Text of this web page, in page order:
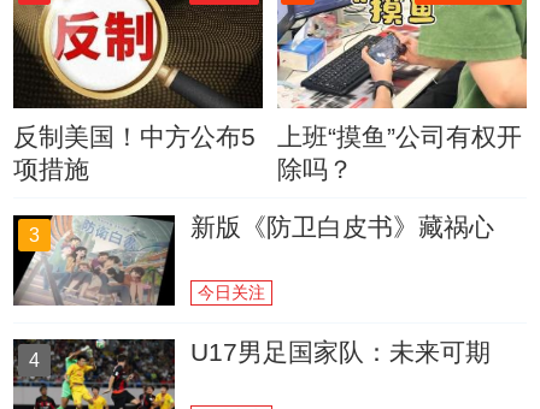
反制美国！中方公布5
项措施
上班“摸鱼”公司有权开
除吗？
3 新版《防卫白皮书》藏祸心
今日关注
4 U17男足国家队：未来可期